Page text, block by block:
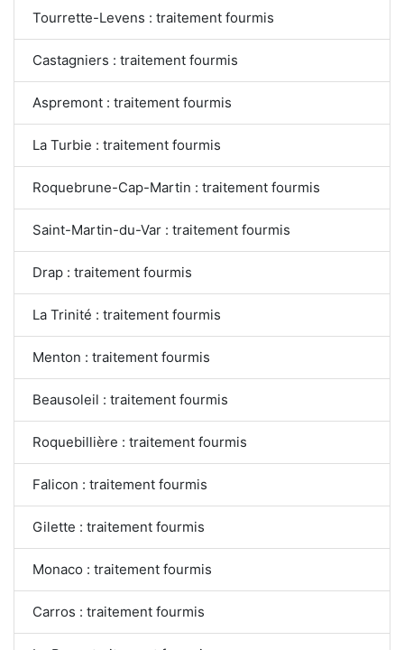
Tourrette-Levens : traitement fourmis
Castagniers : traitement fourmis
Aspremont : traitement fourmis
La Turbie : traitement fourmis
Roquebrune-Cap-Martin : traitement fourmis
Saint-Martin-du-Var : traitement fourmis
Drap : traitement fourmis
La Trinité : traitement fourmis
Menton : traitement fourmis
Beausoleil : traitement fourmis
Roquebillière : traitement fourmis
Falicon : traitement fourmis
Gilette : traitement fourmis
Monaco : traitement fourmis
Carros : traitement fourmis